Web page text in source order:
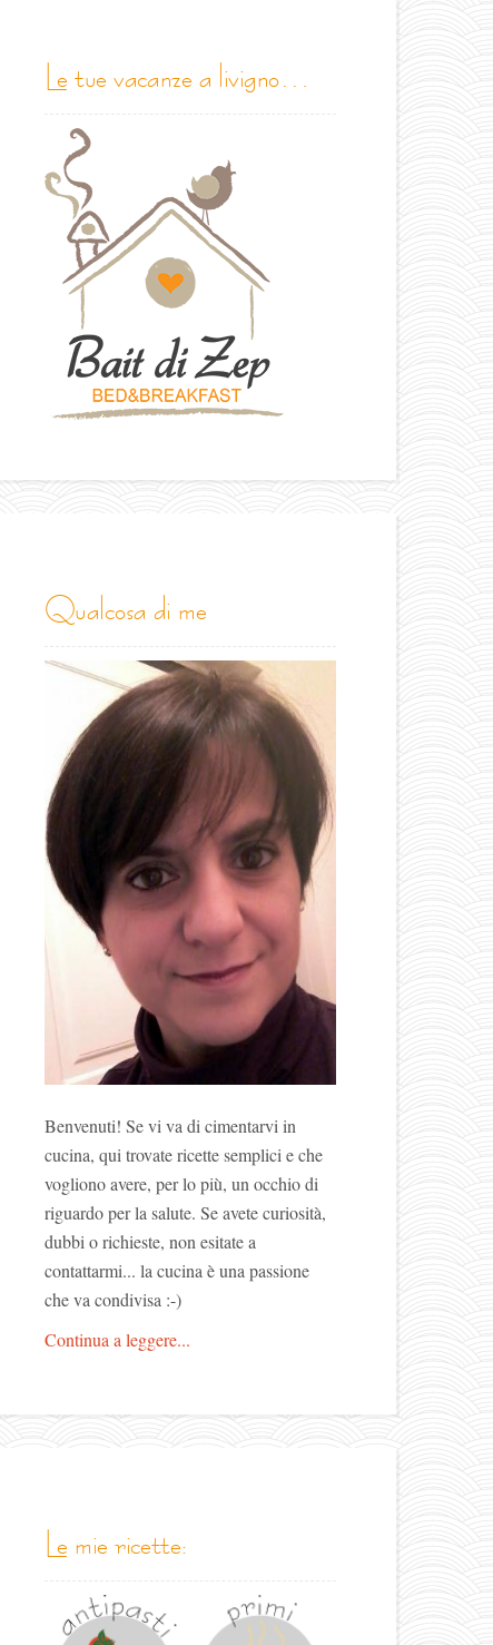
le tue vacanze a livigno…
qualcosa di me
Benvenuti! Se vi va di cimentarvi in
cucina, qui trovate ricette semplici e che
vogliono avere, per lo più, un occhio di
riguardo per la salute. Se avete curiosità,
dubbi o richieste, non esitate a
contattarmi... la cucina è una passione
che va condivisa :-)
Continua a leggere...
le mie ricette: